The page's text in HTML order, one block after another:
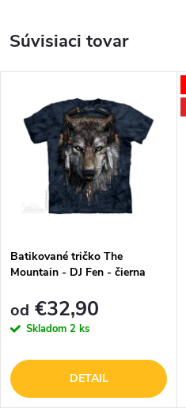
Súvisiaci tovar
Batikované tričko The
Mountain - DJ Fen - čierna
od €32,90
Skladom 2 ks
DETAIL